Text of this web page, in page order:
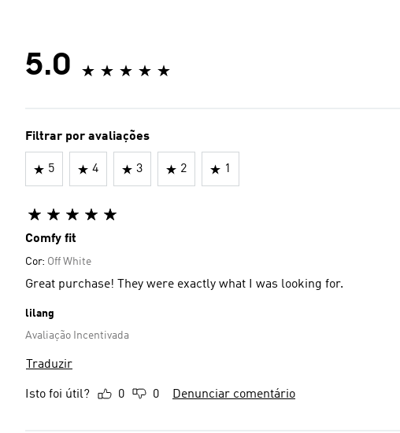
5.0
Filtrar por avaliações
5 4 3 2 1
Comfy fit
Cor: Off White
Great purchase! They were exactly what I was looking for.
lilang
Avaliação Incentivada
Traduzir
Isto foi útil? 0 0 Denunciar comentário